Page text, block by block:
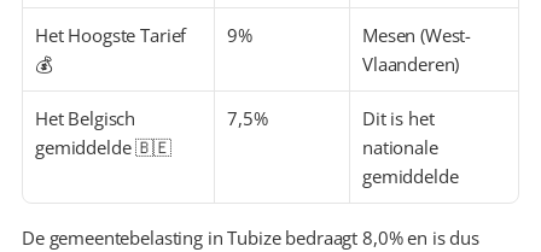
Het Hoogste Tarief
💰
9%
Mesen (West-
Vlaanderen)
Het Belgisch
gemiddelde 🇧🇪
7,5%
Dit is het
nationale
gemiddelde
De gemeentebelasting in Tubize bedraagt 8,0% en is dus